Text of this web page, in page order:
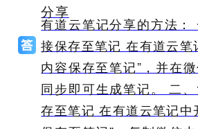
分享
有道云笔记分享的方法：
接保存至笔记 在有道云笔
内容保存至笔记”，并在
同步即可生成笔记。 二
存至笔记 在有道云笔记中